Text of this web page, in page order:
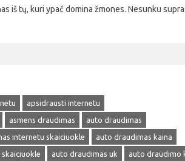
iš tų, kuri ypač domina žmones. Nesunku
apsidrausti internetu
asmens draudimas
auto draudimas
internetu skaiciuokle
auto draudimas kaina
auto draudimas uk
auto draudimo